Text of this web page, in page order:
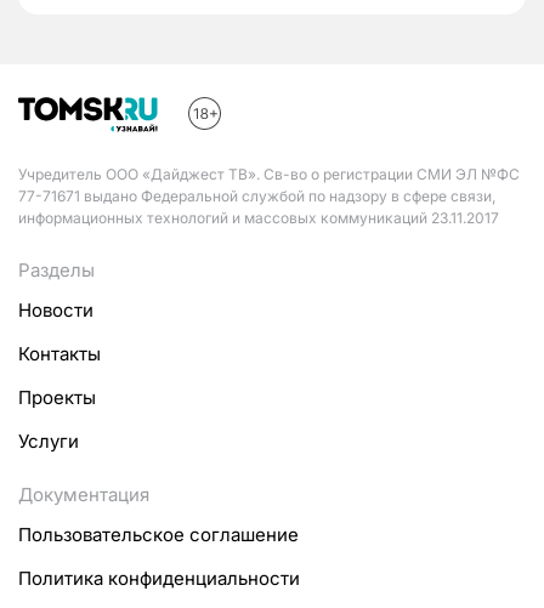
Учредитель ООО «Дайджест ТВ». Св-во о регистрации СМИ ЭЛ №ФС
77-71671 выдано Федеральной службой по надзору в сфере связи,
информационных технологий и массовых коммуникаций 23.11.2017
Разделы
Новости
Контакты
Проекты
Услуги
Документация
Пользовательское соглашение
Политика конфиденциальности